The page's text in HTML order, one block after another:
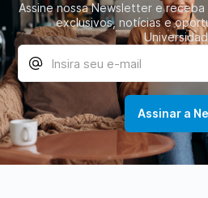
Assine nossa Newsletter e
exclusivos, notícias e